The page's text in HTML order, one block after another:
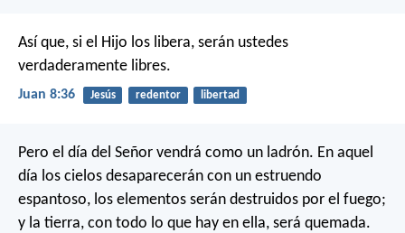
Así que, si el Hijo los libera, serán ustedes
verdaderamente libres.
Juan 8:36 Jesús redentor libertad
Pero el día del Señor vendrá como un ladrón. En aquel
día los cielos desaparecerán con un estruendo
espantoso, los elementos serán destruidos por el fuego;
y la tierra, con todo lo que hay en ella, será quemada.